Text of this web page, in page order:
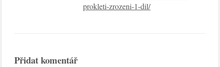
prokleti-zrozeni-1-dil/
Přidat komentář